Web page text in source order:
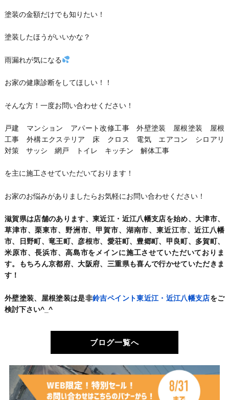
塗装の金額だけでも知りたい！
塗装したほうがいいかな？
雨漏れが気になる
お家の健康診断をしてほしい！！
そんな方！一度お問い合わせください！
戸建 マンション アパート改修工事 外壁塗装 屋根塗装 屋根
工事 外構エクステリア 床 クロス 電気 エアコン シロアリ
対策 サッシ 網戸 トイレ キッチン 解体工事
を主に施工させていただいております！
お家のお悩みがありましたらお気軽にお問い合わせください！
滋賀県は店舗のあります、東近江・近江八幡支店を始め、大津市、
草津市、栗東市、野洲市、甲賀市、湖南市、東近江市、近江八幡
市、日野町、竜王町、彦根市、愛荘町、豊郷町、甲良町、多賀町、
米原市、長浜市、高島市をメインに施工させていただいておりま
す。もちろん京都府、大阪府、三重県も喜んで行かせていただきま
す！
外壁塗装、屋根塗装は是非鈴吉ペイント東近江・近江八幡支店をご
検討下さい^_^
ブログ一覧へ